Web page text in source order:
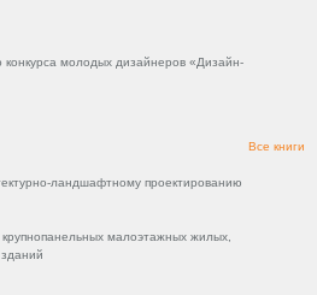
молодых дизайнеров «Дизайн-
Все книги
ландшафтному проектированию
малоэтажных жилых,